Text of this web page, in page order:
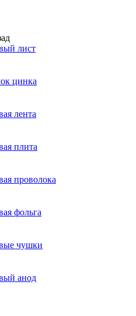
лист
цинка
лента
плита
проволока
фольга
чушки
анод